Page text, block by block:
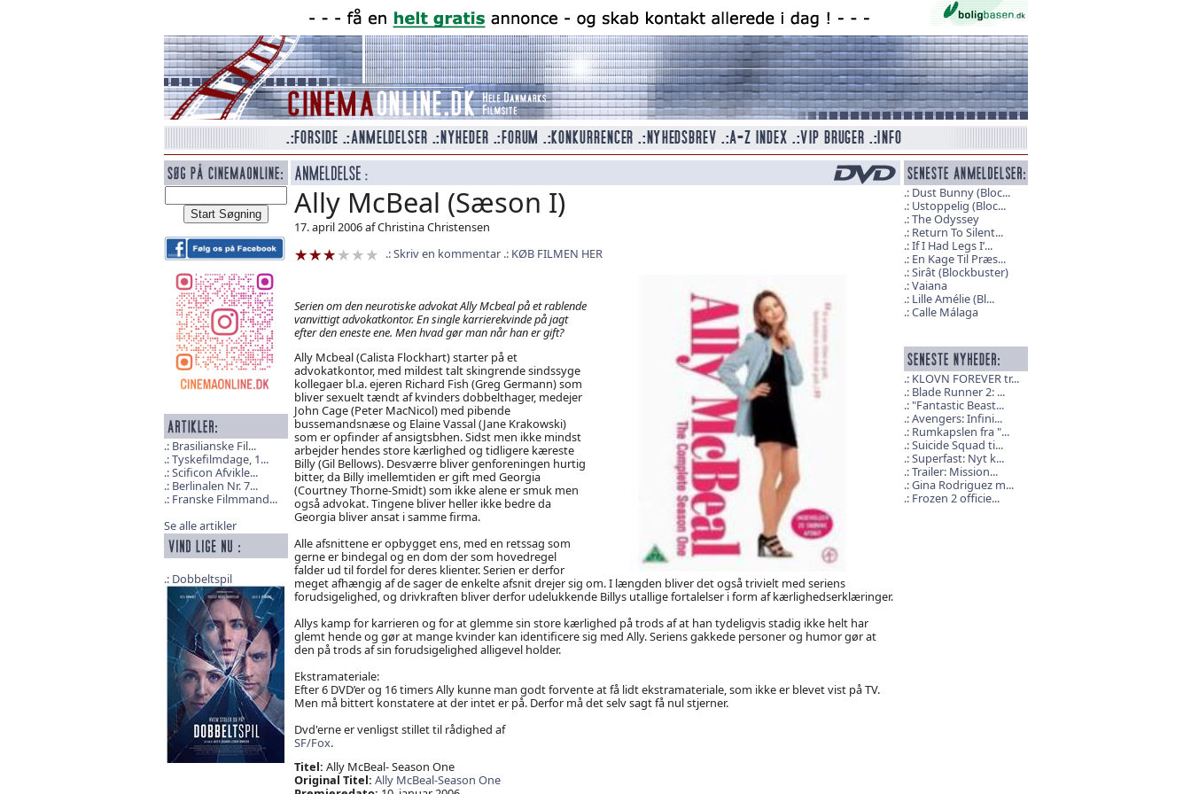
Brasilianske Fil...
Tyskefilmdage, 1...
Scificon Afvikle...
Berlinalen Nr. 7...
Franske Filmmand...
Se alle artikler
Dobbeltspil
Ally McBeal (Sæson I)
17. april 2006 af Christina Christensen
Skriv en kommentar
KØB FILMEN HER
Serien om den neurotiske advokat Ally Mcbeal på et rablende
vanvittigt advokatkontor. En single karrierekvinde på jagt
efter den eneste ene. Men hvad gør man når han er gift?
Ally Mcbeal (Calista Flockhart) starter på et
advokatkontor, med mildest talt skingrende sindssyge
kollegaer bl.a. ejeren Richard Fish (Greg Germann) som
bliver sexuelt tændt af kvinders dobbelthager, medejer
John Cage (Peter MacNicol) med pibende
bussemandsnæse og Elaine Vassal (Jane Krakowski)
som er opfinder af ansigtsbhen. Sidst men ikke mindst
arbejder hendes store kærlighed og tidligere kæreste
Billy (Gil Bellows). Desværre bliver genforeningen hurtig
bitter, da Billy imellemtiden er gift med Georgia
(Courtney Thorne-Smidt) som ikke alene er smuk men
også advokat. Tingene bliver heller ikke bedre da
Georgia bliver ansat i samme firma.
Alle afsnittene er opbygget ens, med en retssag som
gerne er bindegal og en dom der som hovedregel
falder ud til fordel for deres klienter. Serien er derfor
meget afhængig af de sager de enkelte afsnit drejer sig om. I længden bliver det også trivielt med seriens
forudsigelighed, og drivkraften bliver derfor udelukkende Billys utallige fortalelser i form af kærlighedserklæringer.
Allys kamp for karrieren og for at glemme sin store kærlighed på trods af at han tydeligvis stadig ikke helt har
glemt hende og gør at mange kvinder kan identificere sig med Ally. Seriens gakkede personer og humor gør at
den på trods af sin forudsigelighed alligevel holder.
Ekstramateriale:
Efter 6 DVD’er og 16 timers Ally kunne man godt forvente at få lidt ekstramateriale, som ikke er blevet vist på TV.
Men må bittert konstatere at der intet er på. Derfor må det selv sagt få nul stjerner.
Dvd'erne er venligst stillet til rådighed af
SF/Fox.
Titel: Ally McBeal- Season One
Original Titel: Ally McBeal-Season One
Dust Bunny (Bloc...
Ustoppelig (Bloc...
The Odyssey
Return To Silent...
If I Had Legs I’...
En Kage Til Præs...
Sirât (Blockbuster)
Vaiana
Lille Amélie (Bl...
Calle Málaga
KLOVN FOREVER tr...
Blade Runner 2: ...
"Fantastic Beast...
Avengers: Infini...
Rumkapslen fra "...
Suicide Squad ti...
Superfast: Nyt k...
Trailer: Mission...
Gina Rodriguez m...
Frozen 2 officie...